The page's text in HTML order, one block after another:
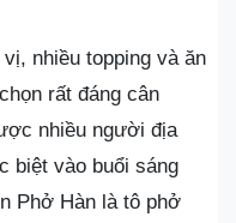
nhiều topping và ăn
rất đáng cân
nhiều người địa
biệt vào buổi sáng
Phở Hàn là tô phở